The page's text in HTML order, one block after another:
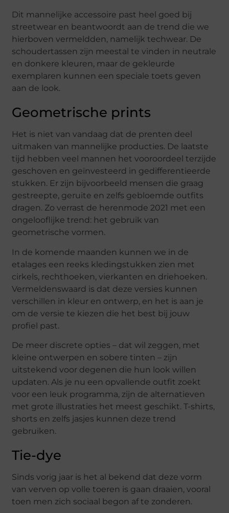
Dit mannelijke accessoire past heel goed bij
streetwear en beantwoordt aan de trend die we
hierboven vermeldden, namelijk techwear. De
schoudertassen zijn meestal te vinden in neutrale
en donkere kleuren, maar de gekleurde
exemplaren kunnen een speciale toets geven
aan de look.
Geometrische prints
Het is niet van vandaag dat de prenten deel
uitmaken van mannelijke producties. De laatste
tijd hebben veel mannen het vooroordeel terzijde
geschoven en geïnvesteerd in gedifferentieerde
stukken. Er zijn bijvoorbeeld mensen die graag
gestreepte, geruite en zelfs gebloemde outfits
dragen. Zo verrast de herenmode 2021 met een
ongelooflijke trend: het gebruik van
geometrische vormen.
In de komende maanden kunnen we in de
etalages een reeks kledingstukken zien met
cirkels, rechthoeken, vierkanten en driehoeken.
Vermeldenswaard is dat deze versies kunnen
verschillen in kleur en ontwerp, en het is aan je
om de versie te kiezen die het best bij jouw
profiel past.
De meer discrete opties – dat wil zeggen, met
kleine ontwerpen en sobere tinten – zijn
uitstekend voor degenen die hun look willen
updaten. Als je nu een opvallende outfit zoekt
voor een leuk programma, zijn de alternatieven
met grote illustraties het meest geschikt. T-shirts,
shorts en zelfs jasjes kunnen deze trend
gebruiken.
Tie-dye
Sinds vorig jaar is het al bekend dat deze vorm
van verven op volle toeren is gaan draaien, vooral
toen men zich sociaal begon af te zonderen.